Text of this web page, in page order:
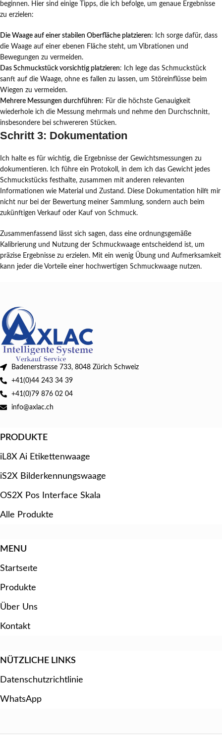
beginnen. Hier sind einige Tipps, die ich befolge, um genaue Ergebnisse
zu erzielen:
Die Waage auf einer stabilen Oberfläche platzieren: Ich sorge dafür, dass
die Waage auf einer ebenen Fläche steht, um Vibrationen und
Bewegungen zu vermeiden.
Das Schmuckstück vorsichtig platzieren: Ich lege das Schmuckstück
sanft auf die Waage, ohne es fallen zu lassen, um Störeinflüsse beim
Wiegen zu vermeiden.
Mehrere Messungen durchführen: Für die höchste Genauigkeit
wiederhole ich die Messung mehrmals und nehme den Durchschnitt,
insbesondere bei schwereren Stücken.
Schritt 3: Dokumentation
Ich halte es für wichtig, die Ergebnisse der Gewichtsmessungen zu
dokumentieren. Ich führe ein Protokoll, in dem ich das Gewicht jedes
Schmuckstücks festhalte, zusammen mit anderen relevanten
Informationen wie Material und Zustand. Diese Dokumentation hilft mir
nicht nur bei der Bewertung meiner Sammlung, sondern auch beim
zukünftigen Verkauf oder Kauf von Schmuck.
Zusammenfassend lässt sich sagen, dass eine ordnungsgemäße
Kalibrierung und Nutzung der Schmuckwaage entscheidend ist, um
präzise Ergebnisse zu erzielen. Mit ein wenig Übung und Aufmerksamkeit
kann jeder die Vorteile einer hochwertigen Schmuckwaage nutzen.
Badenerstrasse 733, 8048 Zürich Schweiz
+41(0)44 243 34 39
+41(0)79 876 02 04
info@axlac.ch
PRODUKTE
iL8X Ai Etikettenwaage
iS2X Bilderkennungswaage
OS2X Pos Interface Skala
Alle Produkte
MENU
Startseıte
Produkte
Über Uns
Kontakt
NÜTZLICHE LINKS
Datenschutzrichtlinie
WhatsApp